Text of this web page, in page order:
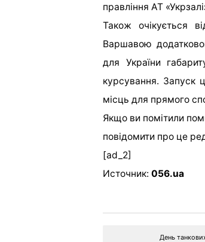
правління АТ
Також очікується
Варшавою
для України
курсування. Запуск
місць для прямого
Якщо ви помітили
повідомити про це
[ad_2]
Источник: 056.ua
День